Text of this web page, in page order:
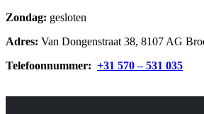
Zondag: gesloten
Adres: Van Dongenstraat 38, 8107 AG
Telefoonnummer: +31 570 – 531 035